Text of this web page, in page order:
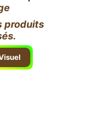
produits